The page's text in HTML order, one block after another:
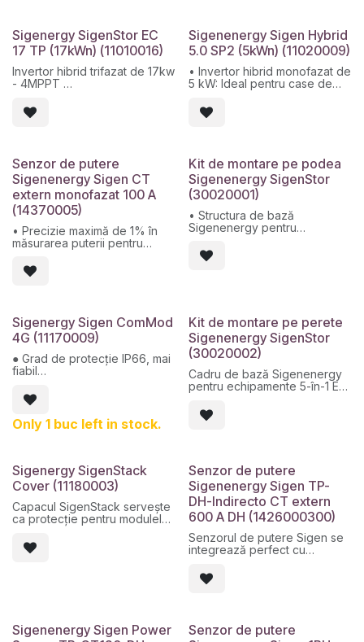
• Eficiență maximă: 98,3%
Sigenergy SigenStor EC
17 TP (17kWn) (11010016)
Invertor hibrid trifazat de 17kw
- 4MPPT
Max. tensiune de intrare:
1100V
Max. intensitate per MPPT:
16A
Eficiență maximă: 98,4%
Protectie: IP66
10 ani garantie
Sigenenergy Sigen Hybrid
5.0 SP2 (5kWn) (11020009)
• Invertor hibrid monofazat de
5 kW: Ideal pentru case de
autonome
• Integrare completă:
generatoare
• Backup automat: comutare
instantanee (0 ms) la modul
de rezervă pentru sarcini
• Design robust: carcasă
metalică, fără ventilatoare,
dB)
Senzor de putere
Sigenenergy Sigen CT
extern monofazat 100 A
(14370005)
• Precizie maximă de 1% în
măsurarea puterii pentru
generării și optimizarea
energiei
Modbus, fără configurare
suplimentară
• Monitorizare în timp real cu
reîmprospătare a datelor la
fiecare 100 ms pentru răspuns
instantaneu
conectare directă până la
de curent externe (CT)
Kit de montare pe podea
Sigenenergy SigenStor
(30020001)
• Structura de bază
Sigenenergy pentru
5-în-1
• Compatibil cu SigenStor EC
Sigenergy Sigen ComMod
4G (11170009)
● Grad de protecție IP66, mai
fiabil
● Suportă comunicații 2G / 3G
/ 4G
Only 1 buc left in stock.
Kit de montare pe perete
Sigenenergy SigenStor
(30020002)
Cadru de bază Sigenenergy
pentru echipamente 5-în-1 EC
SP/TP
Sigenergy SigenStack
Cover (11180003)
Capacul SigenStack servește
ca protecție pentru modulele
bateriei din interiorul turnului.
Funcția sa principală este de
a proteja modulele de
menținerea siguranței
Senzor de putere
Sigenenergy Sigen TP-
DH-Indirecto CT extern
600 A DH (1426000300)
Senzorul de putere Sigen se
integrează perfect cu
fără a fi necesară
configurarea.
a energiei 5-în-1 al SigenStor.
ESS de la Sigenenergy
Sigenenergy Sigen Power
Senzor de putere